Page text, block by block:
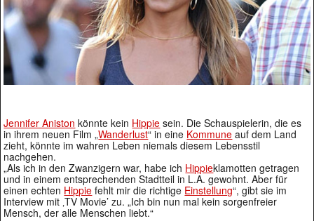
Jennifer Aniston könnte kein Hippie sein. Die Schauspielerin, die es
in ihrem neuen Film „Wanderlust“ in eine Kommune auf dem Land
zieht, könnte im wahren Leben niemals diesem Lebensstil
nachgehen.
„Als ich in den Zwanzigern war, habe ich Hippieklamotten getragen
und in einem entsprechenden Stadtteil in L.A. gewohnt. Aber für
einen echten Hippie fehlt mir die richtige Einstellung“, gibt sie im
Interview mit ‚TV Movie’ zu. „Ich bin nun mal kein sorgenfreier
Mensch, der alle Menschen liebt.“